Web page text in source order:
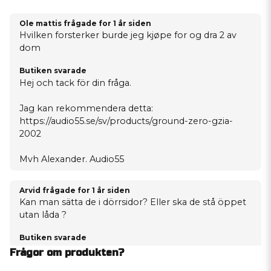
Ole mattis frågade for 1 år siden
Hvilken forsterker burde jeg kjøpe for og dra 2 av
dom
Butiken svarade
Hej och tack för din fråga.
Jag kan rekommendera detta:
https://audio55.se/sv/products/ground-zero-gzia-
2002
Mvh Alexander. Audio55
Arvid frågade for 1 år siden
Kan man sätta de i dörrsidor? Eller ska de stå öppet
utan låda ?
Butiken svarade
Hej och tack för din fråga.
Frågor om produkten?